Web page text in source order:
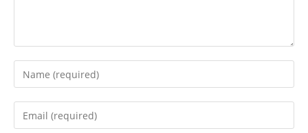
Enter
your
name
Enter
your